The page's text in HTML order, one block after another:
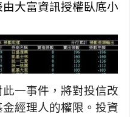
由大富資訊授權臥底小
一事件，將對投信改
經理人的權限。投資